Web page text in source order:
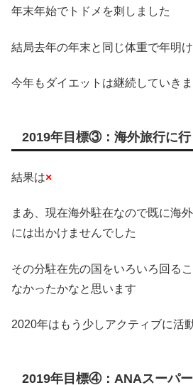
年末年始でトドメを刺しました
結局去年の年末と同じ体重で年明
今年もダイエットは継続していき
2019年目標③：海外旅行に行
結果は×
まあ、現在海外駐在なので既に海
には出かけませんでした
その分駐在先の国をいろいろ回る
なかったかなと思います
2020年はもう少しアクティブに活
2019年目標④：ANAスーパ